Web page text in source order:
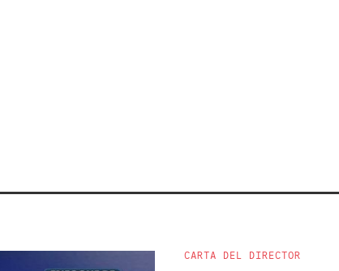
CARTA DEL DIRECTOR